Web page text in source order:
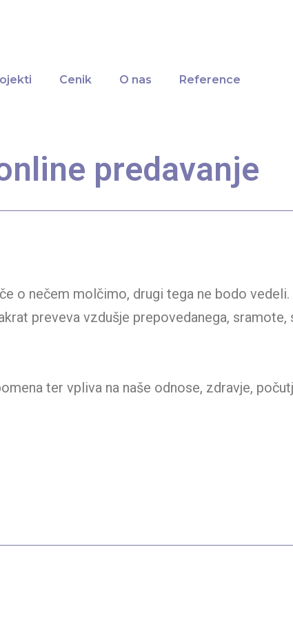
Cenik O nas
Reference
predavanje
o nečem molčimo, drugi tega ne bodo
preveva vzdušje prepovedanega, sramote,
ter vpliva na naše odnose, zdravje,